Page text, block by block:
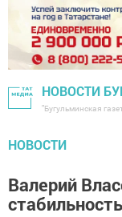
НОВОСТИ
"Бугульминская
НОВОСТИ
Валерий